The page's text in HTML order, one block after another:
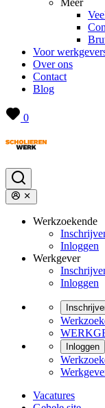
Meer
Voor
Over ons
Contact
Blog
0
Werkzoekende
Inloggen
Werkgever
Inloggen
Inloggen
Vacatures